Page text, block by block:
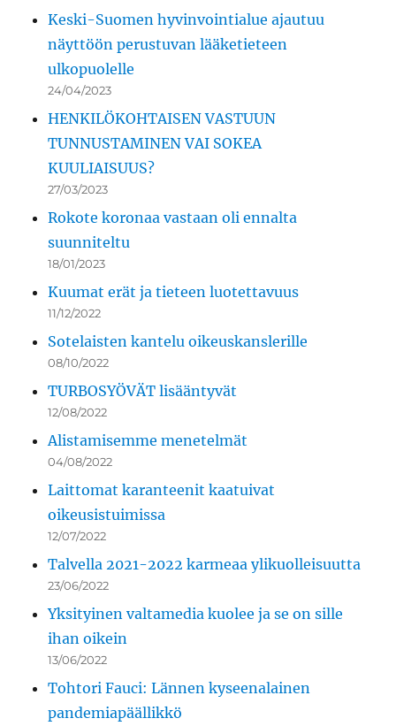
Keski-Suomen hyvinvointialue ajautuu
näyttöön perustuvan lääketieteen
ulkopuolelle
24/04/2023
HENKILÖKOHTAISEN VASTUUN
TUNNUSTAMINEN VAI SOKEA
KUULIAISUUS?
27/03/2023
Rokote koronaa vastaan oli ennalta
suunniteltu
18/01/2023
Kuumat erät ja tieteen luotettavuus
11/12/2022
Sotelaisten kantelu oikeuskanslerille
08/10/2022
TURBOSYÖVÄT lisääntyvät
12/08/2022
Alistamisemme menetelmät
04/08/2022
Laittomat karanteenit kaatuivat
oikeusistuimissa
12/07/2022
Talvella 2021-2022 karmeaa ylikuolleisuutta
23/06/2022
Yksityinen valtamedia kuolee ja se on sille
ihan oikein
13/06/2022
Tohtori Fauci: Lännen kyseenalainen
pandemiapäällikkö